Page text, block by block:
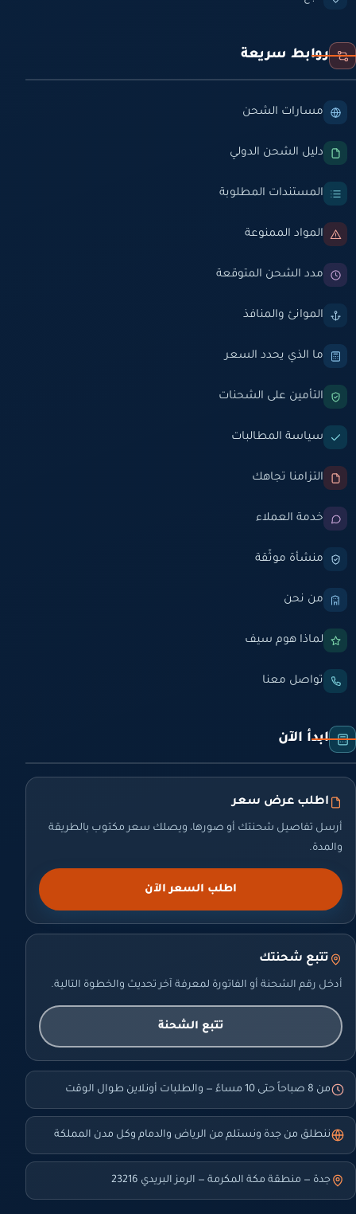
روابط سريعة
مسارات الشحن
دليل الشحن الدولي
المستندات المطلوبة
المواد الممنوعة
مدد الشحن المتوقعة
الموانئ والمنافذ
ما الذي يحدد السعر
التأمين على الشحنات
سياسة المطالبات
التزامنا تجاهك
خدمة العملاء
منشأة موثّقة
من نحن
لماذا هوم سيف
تواصل معنا
ابدأ الآن
اطلب عرض سعر
أرسل تفاصيل شحنتك أو صورها، ويصلك سعر مكتوب بالطريقة
والمدة.
اطلب السعر الآن
تتبع شحنتك
أدخل رقم الشحنة أو الفاتورة لمعرفة آخر تحديث والخطوة التالية.
تتبع الشحنة
من 8 صباحاً حتى 10 مساءً — والطلبات أونلاين طوال الوقت
ننطلق من جدة ونستلم من الرياض والدمام وكل مدن المملكة
جدة — منطقة مكة المكرمة — الرمز البريدي 23216